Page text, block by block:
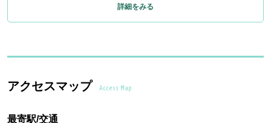
詳細をみる
アクセスマップ Access Map
最寄駅/交通